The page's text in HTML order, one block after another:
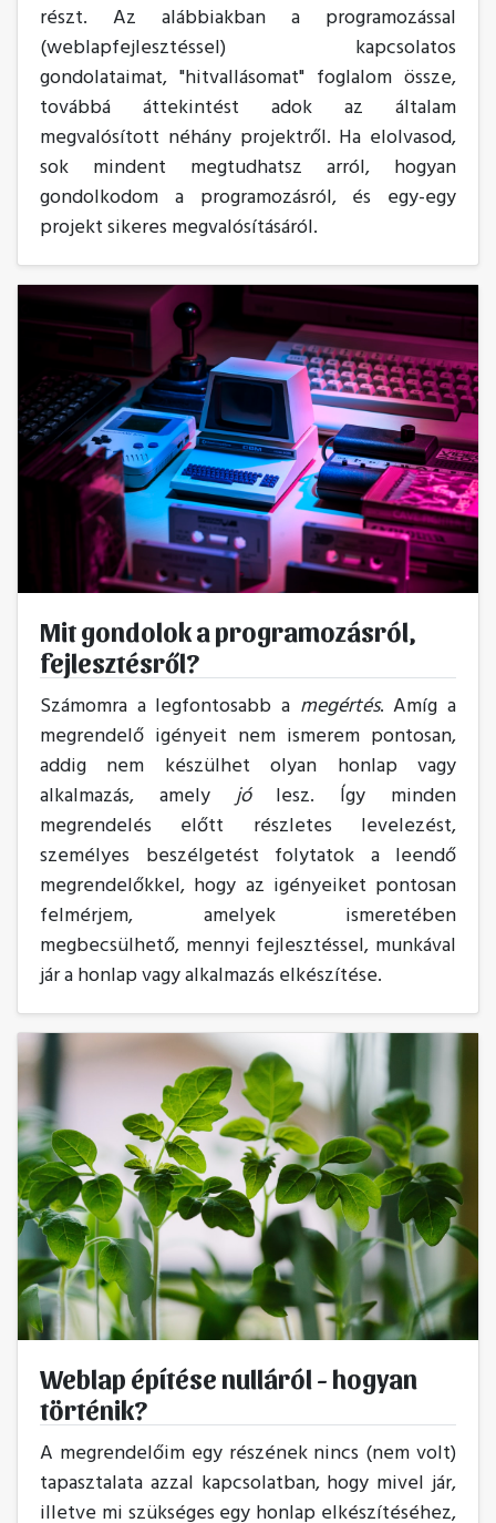
részt. Az alábbiakban a programozással
(weblapfejlesztéssel) kapcsolatos
gondolataimat, "hitvallásomat" foglalom össze,
továbbá áttekintést adok az általam
megvalósított néhány projektről. Ha elolvasod,
sok mindent megtudhatsz arról, hogyan
gondolkodom a programozásról, és egy-egy
projekt sikeres megvalósításáról.
Mit gondolok a programozásról,
fejlesztésről?
Számomra a legfontosabb a megértés. Amíg a
megrendelő igényeit nem ismerem pontosan,
addig nem készülhet olyan honlap vagy
alkalmazás, amelyjólesz. Így minden
megrendelés előtt részletes levelezést,
személyes beszélgetést folytatok a leendő
megrendelőkkel, hogy az igényeiket pontosan
felmérjem, amelyek ismeretében
megbecsülhető, mennyi fejlesztéssel, munkával
jár a honlap vagy alkalmazás elkészítése.
Weblap építése nulláról - hogyan
történik?
A megrendelőim egy részének nincs (nem volt)
tapasztalata azzal kapcsolatban, hogy mivel jár,
illetve mi szükséges egy honlap elkészítéséhez,